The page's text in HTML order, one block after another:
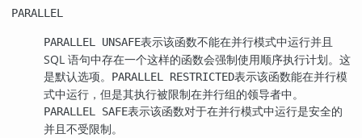
PARALLEL
PARALLEL UNSAFE表示该函数不能在并行模式中运行并且
SQL 语句中存在一个这样的函数会强制使用顺序执行计划。这
是默认选项。
PARALLEL RESTRICTED表示该函数能在并行模
式中运行，但是其执行被限制在并行组的领导者中。
PARALLEL SAFE表示该函数对于在并行模式中运行是安全的
并且不受限制。